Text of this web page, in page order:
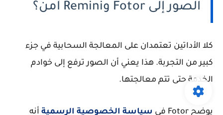
الصور إلى Fotor وRemini آمن؟
كلا الأداتين تعتمدان على المعالجة السحابية في جزء
كبير من التجربة. هذا يعني أن الصور ترفع إلى خوادم
الخدمة حتى تتم معالجتها.
يوضح Fotor في سياسة الخصوصية الرسمية أنه